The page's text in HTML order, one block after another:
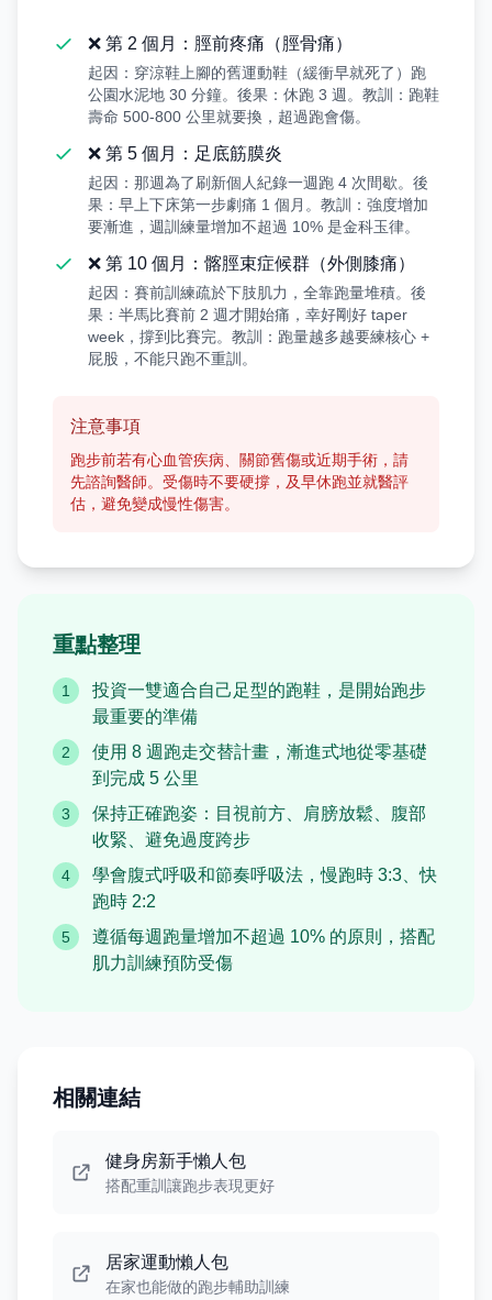
❌ 第 2 個月：脛前疼痛（脛骨痛）
起因：穿涼鞋上腳的舊運動鞋（緩衝早就死了）跑
公園水泥地 30 分鐘。後果：休跑 3 週。教訓：跑鞋
壽命 500-800 公里就要換，超過跑會傷。
❌ 第 5 個月：足底筋膜炎
起因：那週為了刷新個人紀錄一週跑 4 次間歇。後
果：早上下床第一步劇痛 1 個月。教訓：強度增加
要漸進，週訓練量增加不超過 10% 是金科玉律。
❌ 第 10 個月：髂脛束症候群（外側膝痛）
起因：賽前訓練疏於下肢肌力，全靠跑量堆積。後
果：半馬比賽前 2 週才開始痛，幸好剛好 taper
week，撐到比賽完。教訓：跑量越多越要練核心 +
屁股，不能只跑不重訓。
注意事項
跑步前若有心血管疾病、關節舊傷或近期手術，請
先諮詢醫師。受傷時不要硬撐，及早休跑並就醫評
估，避免變成慢性傷害。
重點整理
1
投資一雙適合自己足型的跑鞋，是開始跑步
最重要的準備
2
使用 8 週跑走交替計畫，漸進式地從零基礎
到完成 5 公里
3
保持正確跑姿：目視前方、肩膀放鬆、腹部
收緊、避免過度跨步
4
學會腹式呼吸和節奏呼吸法，慢跑時 3:3、快
跑時 2:2
5
遵循每週跑量增加不超過 10% 的原則，搭配
肌力訓練預防受傷
相關連結
健身房新手懶人包
搭配重訓讓跑步表現更好
居家運動懶人包
在家也能做的跑步輔助訓練